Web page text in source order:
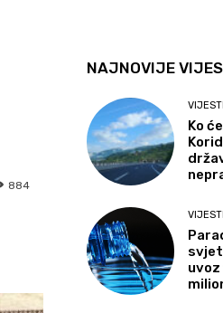
884
NAJNOVIJE
VIJESTI
Ko
VIJESTI